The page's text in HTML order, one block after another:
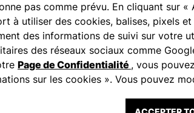
pas comme prévu. En cliquant sur
à utiliser des cookies, balises, pixels
des informations de suivi sur votre
des réseaux sociaux comme
Page de Confidentialité , vous
sur les cookies ». Vous pouvez